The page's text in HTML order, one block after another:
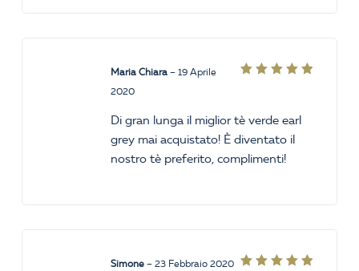
Maria Chiara – 19 Aprile
2020
Di gran lunga il miglior tè verde earl
grey mai acquistato! È diventato il
nostro tè preferito, complimenti!
Simone – 23 Febbraio 2020